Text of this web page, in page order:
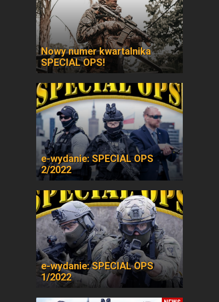
Nowy numer kwartalnika
SPECIAL OPS!
e-wydanie: SPECIAL OPS
2/2022
e-wydanie: SPECIAL OPS
1/2022